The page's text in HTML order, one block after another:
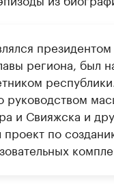
президентом
региона, был
руководством
и Свияжска и
по